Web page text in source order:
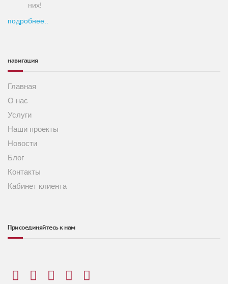
них!
подробнее..
навигация
Главная
О нас
Услуги
Наши проекты
Новости
Блог
Контакты
Кабинет клиента
Присоединяйтесь к нам